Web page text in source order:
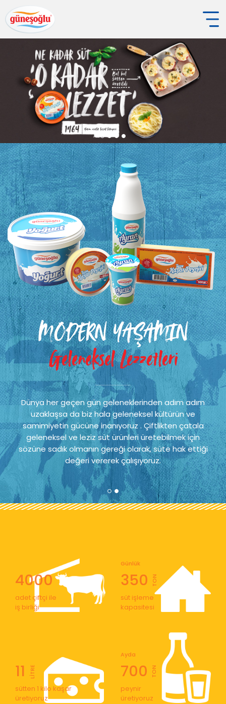
MODERN YAŞAMIN
Geleneksel Lezzetleri
Dünya her geçen gün geleneklerinden adım adım
uzaklaşsa da biz hala geleneksel kültürün ve
samimiyetin gücüne inanıyoruz . Çiftlikten çatala
geleneksel ve leziz süt ürünleri üretebilmek için
sözüne sadık olmanın gereği olarak, süte hak ettiği
değeri vererek çalışıyoruz.
4000
adet çiftçi ile
iş birliği
350
Günlük
TON
süt işleme
kapasitesi
11 LİTRE
sütten 1 kilo kaşar
üretiyoruz
700
Ayda
TON
peynir
üretiyoruz